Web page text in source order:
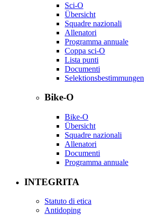
Sci-O
Übersicht
Squadre nazionali
Allenatori
Programma annuale
Coppa sci-O
Lista punti
Documenti
Selektionsbestimmungen
Bike-O
Bike-O
Übersicht
Squadre nazionali
Allenatori
Documenti
Programma annuale
INTEGRITA
Statuto di etica
Antidoping